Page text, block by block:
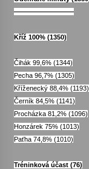
—————————
Kříž 100% (1350)
Čihák 99,6% (1344)
Pecha 96,7% (1305)
Kříženecký 88,4% (1193)
Černík 84,5% (1141)
Procházka 81,2% (1096)
Honzárek 75% (1013)
Paťha 74,8% (1010)
Tréninková účast (76)